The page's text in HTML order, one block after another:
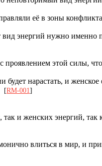
её в зоны
энергий нужно именно
этой силы,
будет нарастать, и
[RM-001 ]
и женских энергий,
влиться в мир, и